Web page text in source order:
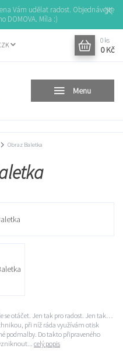
Vám udělat radost. Objednávejte
DOMOVA. Míla :)
Menu
0 ks
0 Kč
Obraz Baletka
otáčet. Jen tak pro radost. Jen tak…
při níž ráda využívám otisk
podmalby. Do takto připraveného
celý popis